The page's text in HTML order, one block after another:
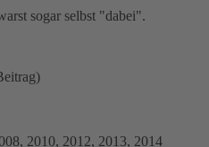
sogar selbst "dabei".
2010, 2012, 2013, 2014